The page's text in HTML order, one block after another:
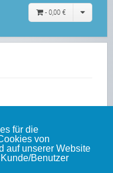
für die
von
auf unserer Website
Benutzer
- 0,00 €